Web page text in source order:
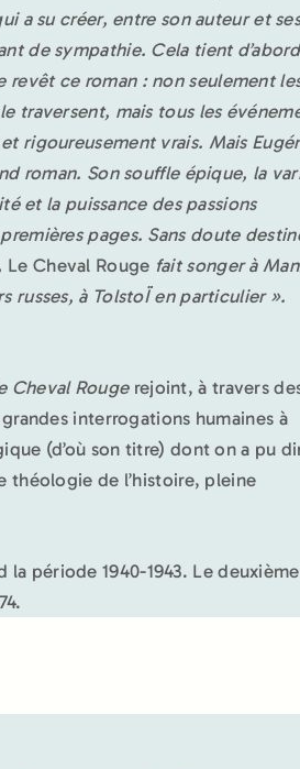
a su créer, entre son auteur et
de sympathie. Cela tient
revêt ce roman : non seulement
traversent, mais tous les
rigoureusement vrais. Mais
roman. Son souffle épique, la
et la puissance des passions
pages. Sans doute
Le Cheval Rouge fait songer à
russes, à TolstoÏ en particulier ».
Cheval Rougerejoint, à travers
interrogations humaines à
(d’où son titre) dont on a pu
théologie de l’histoire, pleine
période 1940-1943. Le deuxième